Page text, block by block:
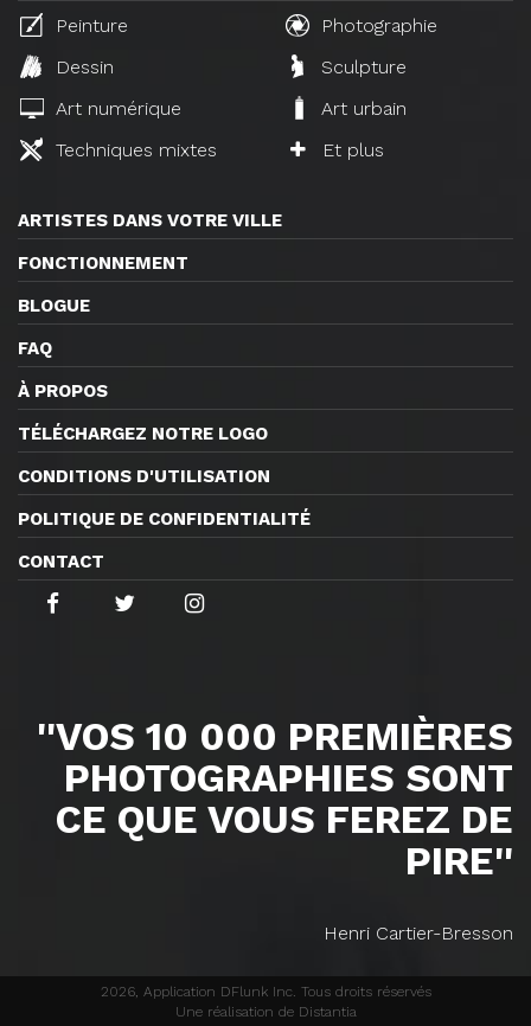
Peinture
Photographie
Dessin
Sculpture
Art numérique
Art urbain
Techniques mixtes
Et plus
ARTISTES DANS VOTRE VILLE
FONCTIONNEMENT
BLOGUE
FAQ
À PROPOS
TÉLÉCHARGEZ NOTRE LOGO
CONDITIONS D'UTILISATION
POLITIQUE DE CONFIDENTIALITÉ
CONTACT
''VOS 10 000 PREMIÈRES
PHOTOGRAPHIES SONT
CE QUE VOUS FEREZ DE
PIRE''
Henri Cartier-Bresson
2026, Application DFlunk Inc. Tous droits réservés
Une réalisation de Distantia